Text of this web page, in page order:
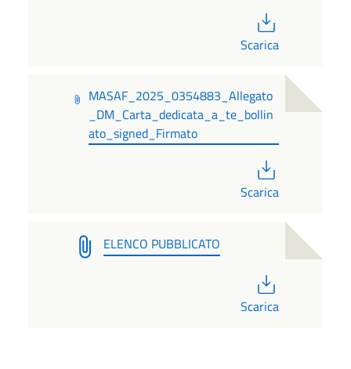
Scarica
MASAF_2025_0354883_Allegato
_DM_Carta_dedicata_a_te_bollin
ato_signed_Firmato
Scarica
ELENCO PUBBLICATO
Scarica